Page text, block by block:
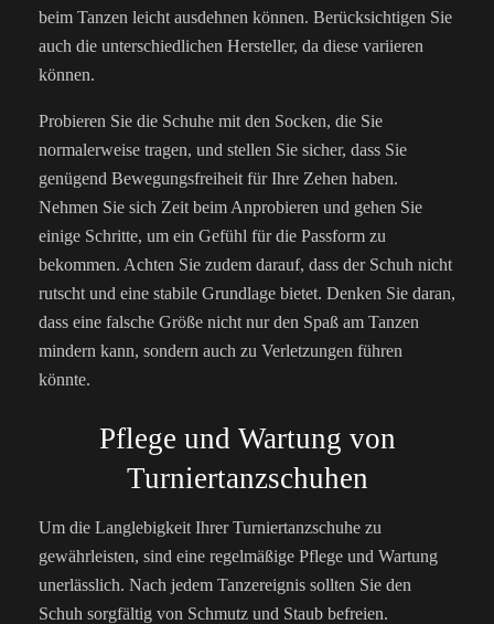
beim Tanzen leicht ausdehnen können. Berücksichtigen Sie
auch die unterschiedlichen Hersteller, da diese variieren
können.
Probieren Sie die Schuhe mit den Socken, die Sie
normalerweise tragen, und stellen Sie sicher, dass Sie
genügend Bewegungsfreiheit für Ihre Zehen haben.
Nehmen Sie sich Zeit beim Anprobieren und gehen Sie
einige Schritte, um ein Gefühl für die Passform zu
bekommen. Achten Sie zudem darauf, dass der Schuh nicht
rutscht und eine stabile Grundlage bietet. Denken Sie daran,
dass eine falsche Größe nicht nur den Spaß am Tanzen
mindern kann, sondern auch zu Verletzungen führen
könnte.
Pflege und Wartung von
Turniertanzschuhen
Um die Langlebigkeit Ihrer Turniertanzschuhe zu
gewährleisten, sind eine regelmäßige Pflege und Wartung
unerlässlich. Nach jedem Tanzereignis sollten Sie den
Schuh sorgfältig von Schmutz und Staub befreien.